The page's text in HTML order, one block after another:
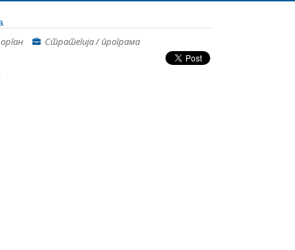
Стратегија / програма